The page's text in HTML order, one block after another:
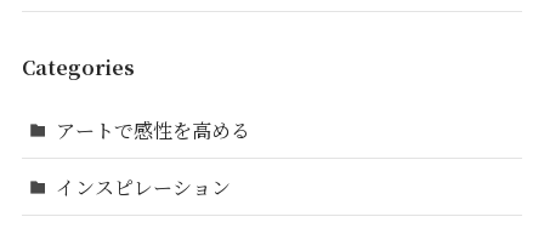
Categories
アートで感性を高める
インスピレーション